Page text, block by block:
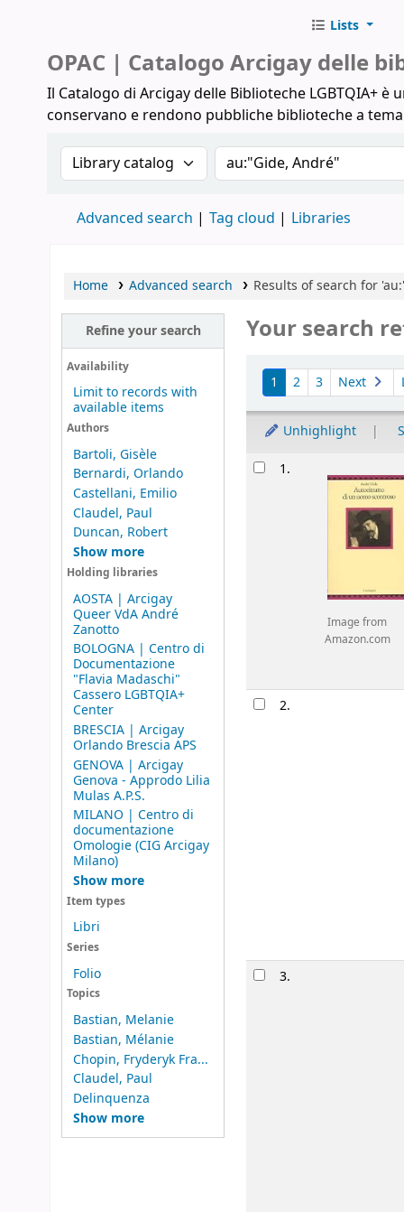
Biblioteche Arcigay
Lists
OPAC | Catalogo Arcigay delle
Il Catalogo di Arcigay delle Biblioteche LGBTQIA+
conservano e rendono pubbliche biblioteche a tema
Search the catalog by:Search the catalog
Advanced search Tag cloud Libraries
Home Advanced search Results of search for
Refine your search
Availability
Limit to records with
available items
Authors
Bartoli, Gisèle
Bernardi, Orlando
Castellani, Emilio
Claudel, Paul
Duncan, Robert
Show more
Holding libraries
AOSTA | Arcigay
Queer VdA André
Zanotto
BOLOGNA | Centro di
Documentazione
"Flavia Madaschi"
Cassero LGBTQIA+
Center
BRESCIA | Arcigay
Orlando Brescia APS
GENOVA | Arcigay
Genova - Approdo Lilia
Mulas A.P.S.
MILANO | Centro di
documentazione
Omologie (CIG Arcigay
Milano)
Show more
Item types
Libri
Series
Folio
Topics
Bastian, Melanie
Bastian, Mélanie
Chopin, Fryderyk Fra...
Claudel, Paul
Delinquenza
Show more
Your search
Sort
1 2 3 Next
Unhighlight
Results1.
Image from
Amazon.com
2.
3.